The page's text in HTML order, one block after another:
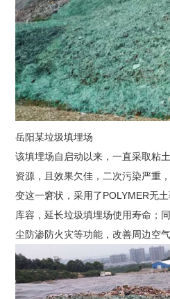
岳阳某垃圾填埋场
该填埋场自启动以来，一直采取粘
资源，且效果欠佳，二次污染严重
变这一窘状，采用了POLYMER无
库容，延长垃圾填埋场使用寿命；
尘防渗防火灾等功能，改善周边空气